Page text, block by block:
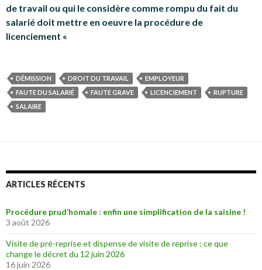
de travail ou qui le considère comme rompu du fait du
salarié doit mettre en oeuvre la procédure de
licenciement «
DÉMISSION DROIT DU TRAVAIL
EMPLOYEUR
FAUTE DU SALARIÉ
FAUTE GRAVE LICENCIEMENT
RUPTURE
SALAIRE
ARTICLES RÉCENTS
Procédure prud’homale : enfin une simplification de la saisine !
3 août 2026
Visite de pré-reprise et dispense de visite de reprise : ce que
change le décret du 12 juin 2026
16 juin 2026